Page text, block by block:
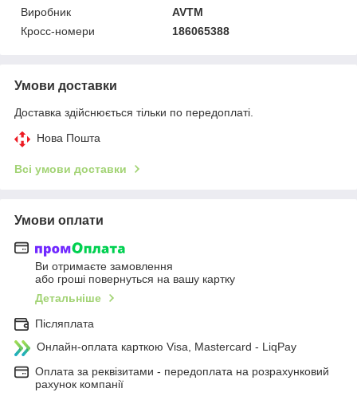
Виробник
AVTM
Кросс-номери
186065388
Умови доставки
Доставка здійснюється тільки по передоплаті.
Нова Пошта
Всі умови доставки
Умови оплати
Ви отримаєте замовлення
або гроші повернуться на вашу картку
Детальніше
Післяплата
Онлайн-оплата карткою Visa, Mastercard - LiqPay
Оплата за реквізитами - передоплата на розрахунковий
рахунок компанії